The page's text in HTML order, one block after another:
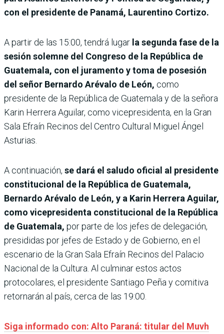
con el presidente de Panamá, Laurentino Cortizo.
Apartir de las 15:00, tendrá lugar la segunda fase de la
sesión solemne del Congreso de la República de
Guatemala, con el juramento y toma de posesión
del señor Bernardo Arévalo de León, como
presidente de la República de Guatemala y de la señora
Karin Herrera Aguilar, como vicepresidenta, en la Gran
Sala Efraín Recinos del Centro Cultural Miguel Ángel
Asturias.
A continuación, se dará el saludo oficial al presidente
constitucional de la República de Guatemala,
Bernardo Arévalo de León, y a Karin Herrera Aguilar,
como vicepresidenta constitucional de la República
de Guatemala, por parte de los jefes de delegación,
presididas por jefes de Estado y de Gobierno, en el
escenario de la Gran Sala Efraín Recinos del Palacio
Nacional de la Cultura. Al culminar estos actos
protocolares, el presidente Santiago Peña y comitiva
retornarán al país, cerca de las 19:00.
Siga informado con: Alto Paraná: titular del Muvh